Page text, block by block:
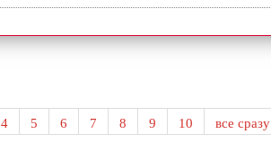
4 5 6 7 8 9 10 все сразу